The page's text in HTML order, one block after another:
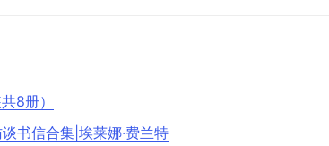
8册）
书信合集|埃莱娜·费兰特